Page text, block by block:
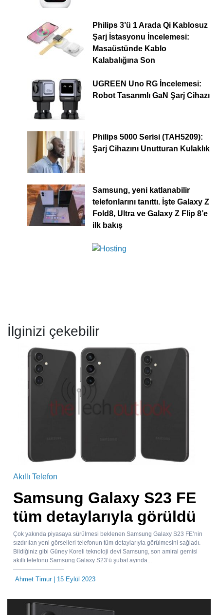
Philips 3’ü 1 Arada Qi Kablosuz
Şarj İstasyonu İncelemesi:
Masaüstünde Kablo
Kalabalığına Son
UGREEN Uno RG İncelemesi:
Robot Tasarımlı GaN Şarj Cihazı
Philips 5000 Serisi (TAH5209):
Şarj Cihazını Unutturan Kulaklık
Samsung, yeni katlanabilir
telefonlarını tanıttı. İşte Galaxy Z
Fold8, Ultra ve Galaxy Z Flip 8’e
ilk bakış
İlginizi çekebilir
Akıllı Telefon
Samsung Galaxy S23 FE
tüm detaylarıyla görüldü
Çok yakında piyasaya sürülmesi beklenen Samsung Galaxy S23 FE’nin
sızdırılan yeni görselleri telefonun tüm detaylarıyla görülmesini sağladı.
Bildiğiniz gibi Güney Koreli teknoloji devi Samsung, son amiral gemisi
akıllı telefonu Samsung Galaxy S23’ü şubat ayında...
Ahmet Timur| 15 Eylül 2023